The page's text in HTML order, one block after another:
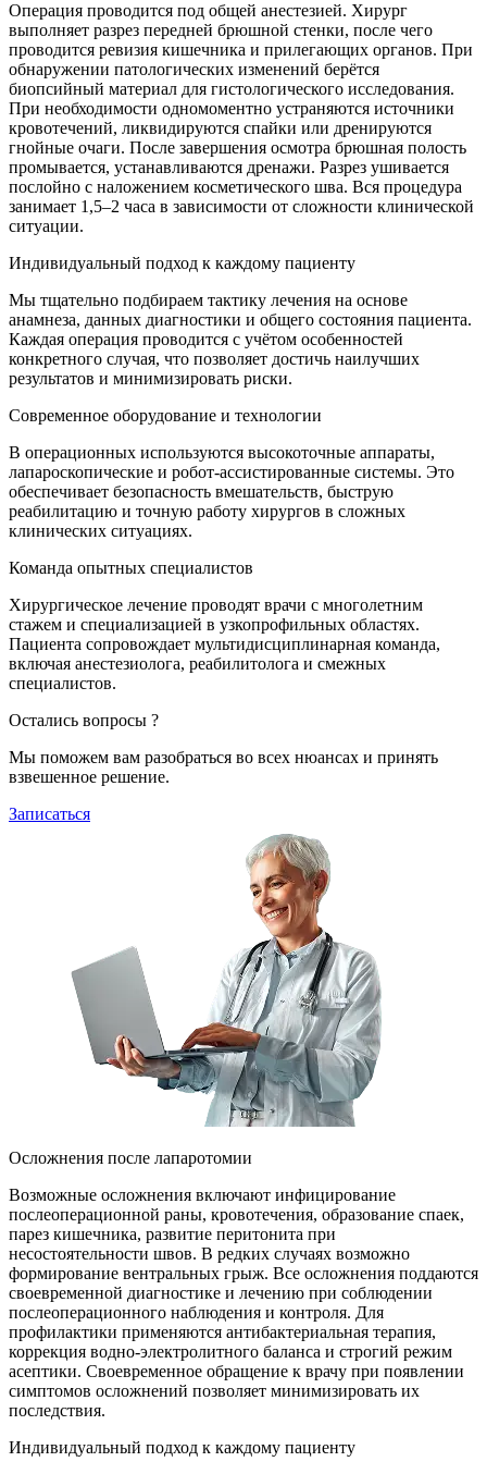
Операция проводится под общей анестезией. Хирург
выполняет разрез передней брюшной стенки, после чего
проводится ревизия кишечника и прилегающих органов. При
обнаружении патологических изменений берётся
биопсийный материал для гистологического исследования.
При необходимости одномоментно устраняются источники
кровотечений, ликвидируются спайки или дренируются
гнойные очаги. После завершения осмотра брюшная полость
промывается, устанавливаются дренажи. Разрез ушивается
послойно с наложением косметического шва. Вся процедура
занимает 1,5–2 часа в зависимости от сложности клинической
ситуации.
Индивидуальный подход к каждому пациенту
Мы тщательно подбираем тактику лечения на основе
анамнеза, данных диагностики и общего состояния пациента.
Каждая операция проводится с учётом особенностей
конкретного случая, что позволяет достичь наилучших
результатов и минимизировать риски.
Современное оборудование и технологии
В операционных используются высокоточные аппараты,
лапароскопические и робот-ассистированные системы. Это
обеспечивает безопасность вмешательств, быструю
реабилитацию и точную работу хирургов в сложных
клинических ситуациях.
Команда опытных специалистов
Хирургическое лечение проводят врачи с многолетним
стажем и специализацией в узкопрофильных областях.
Пациента сопровождает мультидисциплинарная команда,
включая анестезиолога, реабилитолога и смежных
специалистов.
Остались вопросы ?
Мы поможем вам разобраться во всех нюансах и принять
взвешенное решение.
Записаться
Осложнения после лапаротомии
Возможные осложнения включают инфицирование
послеоперационной раны, кровотечения, образование спаек,
парез кишечника, развитие перитонита при
несостоятельности швов. В редких случаях возможно
формирование вентральных грыж. Все осложнения поддаются
своевременной диагностике и лечению при соблюдении
послеоперационного наблюдения и контроля. Для
профилактики применяются антибактериальная терапия,
коррекция водно-электролитного баланса и строгий режим
асептики. Своевременное обращение к врачу при появлении
симптомов осложнений позволяет минимизировать их
последствия.
Индивидуальный подход к каждому пациенту